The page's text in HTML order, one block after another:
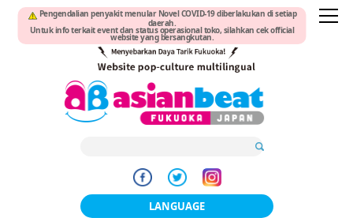
Pengendalian penyakit menular Novel COVID-19 diberlakukan di setiap
daerah.
Untuk info terkait event dan status operasional toko, silahkan cek official
website yang bersangkutan.
LANGUAGE